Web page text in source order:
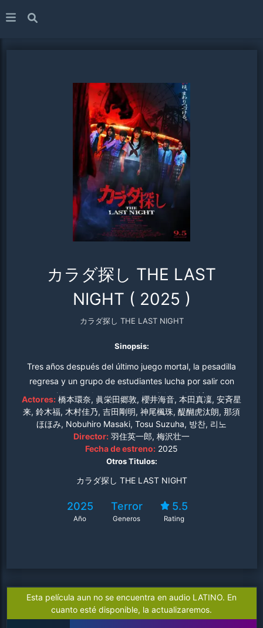
カラダ探し THE LAST
NIGHT ( 2025 )
カラダ探し THE LAST NIGHT
Sinopsis:
Tres años después del último juego mortal, la pesadilla
regresa y un grupo de estudiantes lucha por salir con
vida y acabar con esta horrible maldición.
Actores: 橋本環奈, 眞栄田郷敦, 櫻井海音, 本田真凜, 安斉星
来, 鈴木福, 木村佳乃, 吉田剛明, 神尾楓珠, 醍醐虎汰朗, 那須
ほほみ, Nobuhiro Masaki, Tosu Suzuha, 방찬, 리노
Director: 羽住英一郎, 梅沢壮一
Fecha de estreno: 2025
Otros Titulos:
カラダ探し THE LAST NIGHT
2025
Año
Terror
Generos
5.5
Rating
Esta película aun no se encuentra en audio LATINO. En
cuanto esté disponible, la actualizaremos.